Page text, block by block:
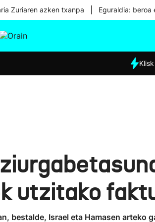
Zuriaren azken txanpa Eguraldia: beroa
Eguraldia
Klisk
utzitako
bestalde, Israel eta Hamasen arteko